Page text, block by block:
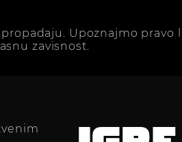
Upoznajmo pravo
zavisnost.